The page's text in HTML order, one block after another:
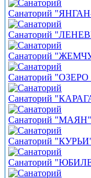
Санаторий
Санаторий
Санаторий
Санаторий "ОЗЕРО
Санаторий
Санаторий "МАЯН"
Санаторий "КУРЬИ"
Санаторий